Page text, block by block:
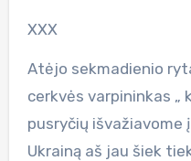
XXX
Atėjo sekmadienio
cerkvės varpininkas „
pusryčių išvažiavome
Ukrainą aš jau šiek